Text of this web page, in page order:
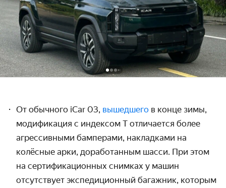
От обычного iCar 03, вышедшего в конце зимы,
модификация с индексом T отличается более
агрессивными бамперами, накладками на
колёсные арки, доработанным шасси. При этом
на сертификационных снимках у машин
отсутствует экспедиционный багажник, которым